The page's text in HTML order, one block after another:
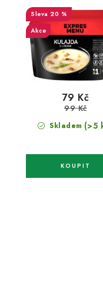
20 %
Akce
Skladem (>5
79 Kč
99 Kč